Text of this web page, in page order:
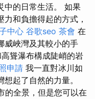
中的日常生活。 如果
和負擔得起的方式，
中心 谷歌seo 茶會 在
威峽灣及其較小的手
聳瀑布構成陡峭的岩
申請 我一直對冰川如
起了自然的力量。
的全景，但是您可以在